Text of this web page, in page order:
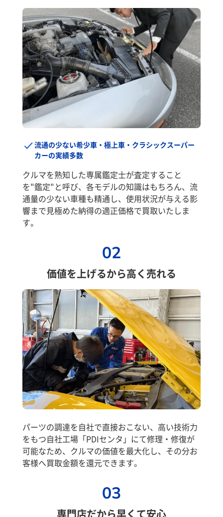
流通の少ない希少車・極上車・クラシックスーパー
カーの実績多数
クルマを熟知した専属鑑定士が査定すること
を"鑑定"と呼び、各モデルの知識はもちろん、流
通量の少ない車種も精通し、使用状況が与える影
響まで見極めた納得の適正価格で買取いたしま
す。
02
価値を上げるから高く売れる
パーツの調達を自社で直接おこない、高い技術力
をもつ自社工場「PDIセンタ」にて修理・修復が
可能なため、クルマの価値を最大化し、その分お
客様へ買取金額を還元できます。
03
専門店だから早くて安心